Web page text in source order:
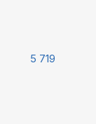
5 719